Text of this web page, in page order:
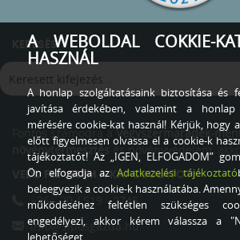
KERESÉS
Fontos számodra aVegyszermaradék-
növénytermesztés
és növényvédelem,
VEDD FEL VELEM A KAPCSOLATOT
+36 - 20 / 519 - 2745
info@siposgazda.hu
A WEBOLDAL COKKIE-
HASZNÁL
A honlap szolgáltatásaink biztosítása és
javítása érdekében, valamint a honlap
mérésére cookie-kat használ! Kérjük, hogy
előtt figyelmesen olvassa el a cookie-k
tájékoztatót! Az „IGEN, ELFOGADOM”
Ön elfogadja azAdatkezelési tájékoztató
beleegyezik a cookie-k használatába.
működéséhez feltétlen szükséges
engedélyezi, akkor kérem válassza a
lehetőséget.